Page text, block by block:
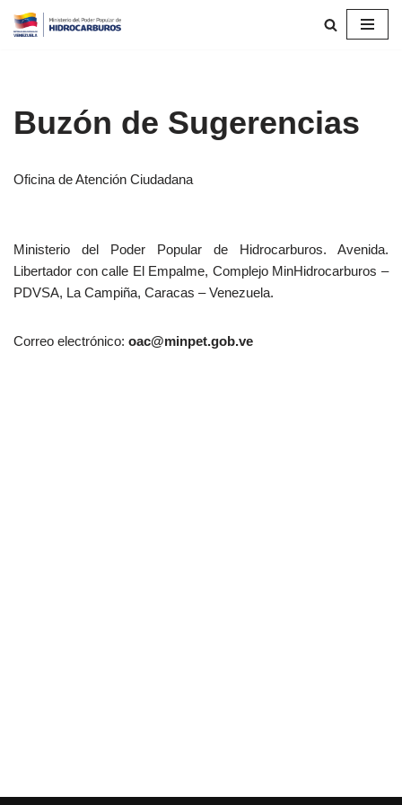
Buzón de Sugerencias
Oficina de Atención Ciudadana
Ministerio del Poder Popular de Hidrocarburos. Avenida.
Libertador con calle El Empalme, Complejo MinHidrocarburos –
PDVSA, La Campiña, Caracas – Venezuela.
Correo electrónico: oac@minpet.gob.ve